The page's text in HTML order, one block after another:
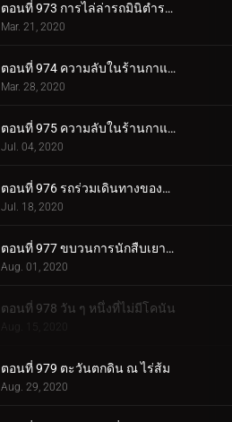
ตอนที่ 973 การไล่ล่ารถมินิตำรวจลาดตะเวน
Mar. 21, 2020
ตอนที่ 974 ความลับในร้านกาแฟของสาวมัธยมทรีโอ (ตอนแรก)
Mar. 28, 2020
ตอนที่ 975 ความลับในร้านกาแฟของสาวมัธยมทรีโอ (ตอนจบ)
Jul. 04, 2020
ตอนที่ 976 รถร่วมเดินทางของฆาตกร
Jul. 18, 2020
ตอนที่ 977 ขบวนการนักสืบเยาวชนหายตัวไป
Aug. 01, 2020
ตอนที่ 978 วัน ๆ หนึ่งที่ไม่มีโคนัน
Aug. 15, 2020
ตอนที่ 979 ตะวันตกดิน ณ ไร่ส้ม
Aug. 29, 2020